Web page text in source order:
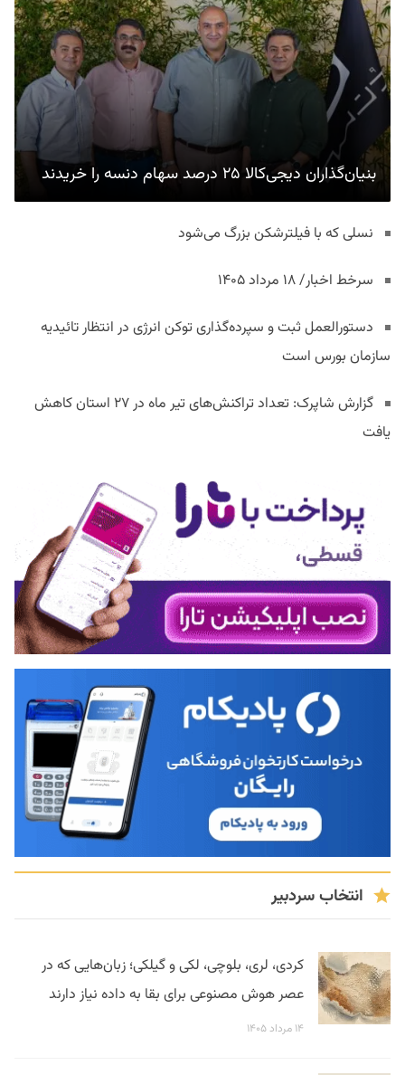
بنیان‌گذاران دیجی‌کالا ۲۵ درصد سهام دنسه را خریدند
نسلی که با فیلترشکن بزرگ می‌شود
سرخط اخبار/ ۱۸ مرداد ۱۴۰۵
دستورالعمل ثبت و سپرده‌گذاری توکن انرژی در انتظار تائیدیه
سازمان بورس است
گزارش شاپرک: تعداد تراکنش‌های تیر ماه در ۲۷ استان‌ کاهش
یافت
انتخاب سردبیر
کردی، لری، بلوچی، لکی و گیلکی؛ زبان‌هایی که در
عصر هوش مصنوعی برای بقا به داده نیاز دارند
۱۴ مرداد ۱۴۰۵